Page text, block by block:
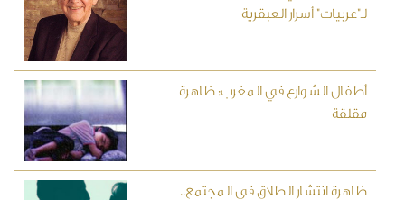
لـ"عربيات" أسرار العبقرية
أطفال الشوارع في المغرب: ظاهرة
مقلقة
ظاهرة انتشار الطلاق في المجتمع..